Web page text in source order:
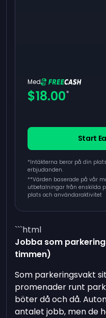
Med
$18.00*
Start
*Intäkterna beror på din
erbjudanden.
**Värden baserade på vår
utbetalningar från enskilda
plats och användaraktivitet
```html
Jobba som
timmen)
Som parkeringsvakt
promenader runt
böter då och då.
antalet jobb, men de